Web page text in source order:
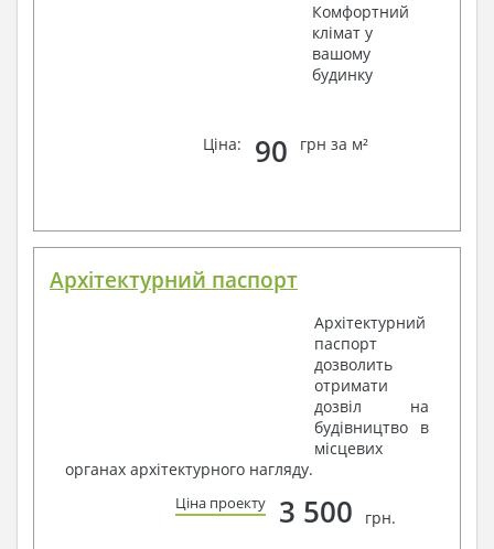
Комфортний
клімат у
вашому
будинку
Ціна: 90 грн за м²
Архітектурний паспорт
Архітектурний
паспорт
дозволить
отримати
дозвіл на
будівництво в
місцевих
органах архітектурного нагляду.
Ціна проекту 3 500 грн.